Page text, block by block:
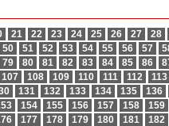
21 22 23 24 25 26 27 28
50 51 52 53 54 55 56 57
79 80 81 82 83 84 85 86
107 108 109 110 111 112 113
131 132 133 134 135 136
154 155 156 157 158 159
177 178 179 180 181 182